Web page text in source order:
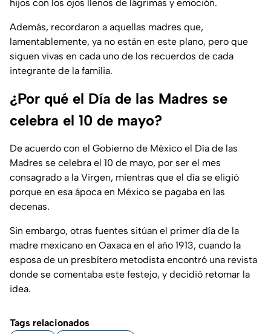
hijos con los ojos llenos de lágrimas y emoción.
Además, recordaron a aquellas madres que,
lamentablemente, ya no están en este plano, pero que
siguen vivas en cada uno de los recuerdos de cada
integrante de la familia.
¿Por qué el Día de las Madres se
celebra el 10 de mayo?
De acuerdo con el Gobierno de México el Día de las
Madres se celebra el 10 de mayo, por ser el mes
consagrado a la Virgen, mientras que el día se eligió
porque en esa ápoca en México se pagaba en las
decenas.
Sin embargo, otras fuentes sitúan el primer día de la
madre mexicano en Oaxaca en el año 1913, cuando la
esposa de un presbítero metodista encontró una revista
donde se comentaba este festejo, y decidió retomar la
idea.
Tags relacionados